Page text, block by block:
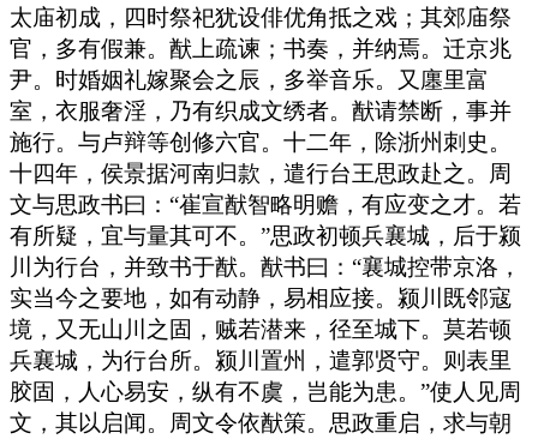
太庙初成，四时祭祀犹设俳优角抵之戏；其郊庙祭
官，多有假兼。猷上疏谏；书奏，并纳焉。迁京兆
尹。时婚姻礼嫁聚会之辰，多举音乐。又廛里富
室，衣服奢淫，乃有织成文绣者。猷请禁断，事并
施行。与卢辩等创修六官。十二年，除浙州刺史。
十四年，侯景据河南归款，遣行台王思政赴之。周
文与思政书曰：“崔宣猷智略明赡，有应变之才。若
有所疑，宜与量其可不。”思政初顿兵襄城，后于颍
川为行台，并致书于猷。猷书曰：“襄城控带京洛，
实当今之要地，如有动静，易相应接。颍川既邻寇
境，又无山川之固，贼若潜来，径至城下。莫若顿
兵襄城，为行台所。颍川置州，遣郭贤守。则表里
胶固，人心易安，纵有不虞，岂能为患。”使人见周
文，其以启闻。周文令依猷策。思政重启，求与朝